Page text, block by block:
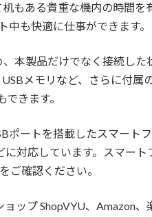
もある貴重な機内の時間を
も快適に仕事ができます。
本製品だけでなく接続した
メモリなど、さらに付属
きます。
ポートを搭載したスマート
対応しています。スマート
ご確認ください。
ップ ShopVYU、Amazon